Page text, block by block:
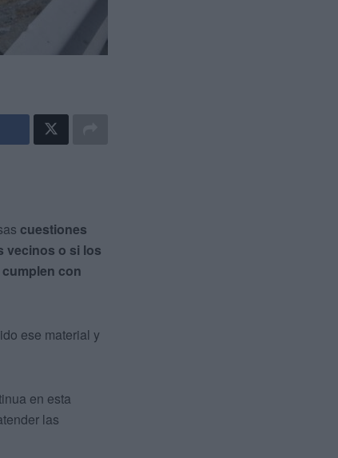
cuestiones
vecinos o si los
con
ese material y
en esta
las